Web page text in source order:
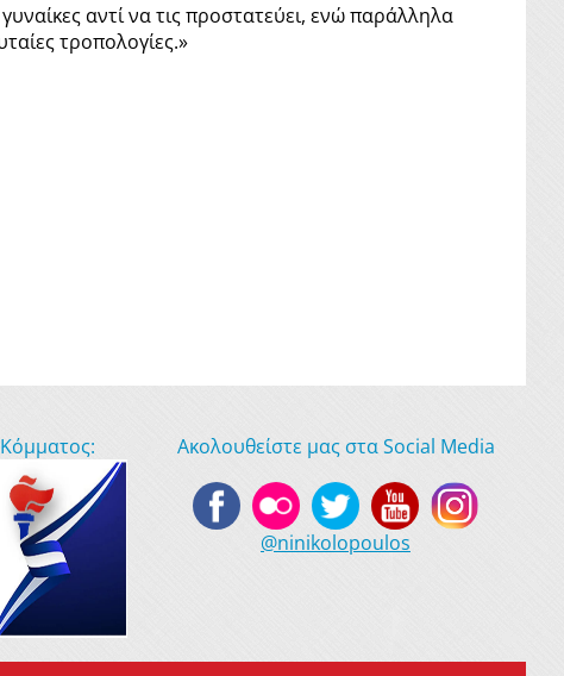
αντί να τις προστατεύει, ενώ παράλληλα
τροπολογίες.»
Ακολουθείστε μας στα Social Media
@ninikolopoulos